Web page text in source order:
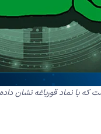
با نماد قورباغه نشان